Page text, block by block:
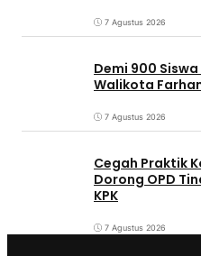
7 Agustus 2026
Demi 900
Walikota
7 Agustus 2026
Cegah Praktik
Dorong OPD
KPK
7 Agustus 2026